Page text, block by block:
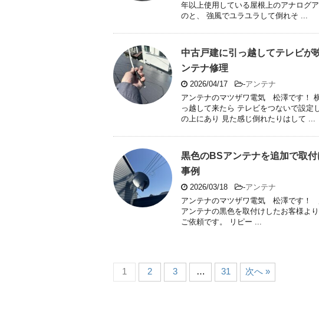
年以上使用している屋根上のアナログ
のと、 強風でユラユラして倒れそ ...
中古戸建に引っ越してテレビが
ンテナ修理
2026/04/17 -アンテナ
アンテナのマツザワ電気 松澤です！
っ越して来たら テレビをつないで設定
の上にあり 見た感じ倒れたりはして ...
黒色のBSアンテナを追加で取
事例
2026/03/18 -アンテナ
アンテナのマツザワ電気 松澤です！
アンテナの黒色を取付けしたお客様よ
ご依頼です。 リピー ...
1 2 3 … 31 次へ »